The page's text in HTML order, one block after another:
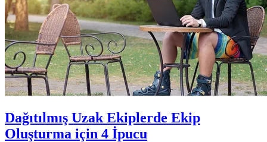
Dağıtılmış Uzak Ekiplerde Ekip
Oluşturma için 4 İpucu